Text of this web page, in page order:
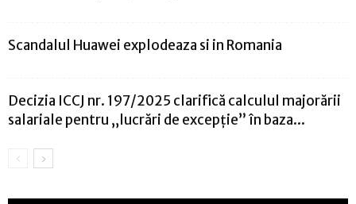
Scandalul Huawei explodeaza si in Romania
Decizia ICCJ nr. 197/2025 clarifică calculul majorării
salariale pentru „lucrări de excepție” în baza...